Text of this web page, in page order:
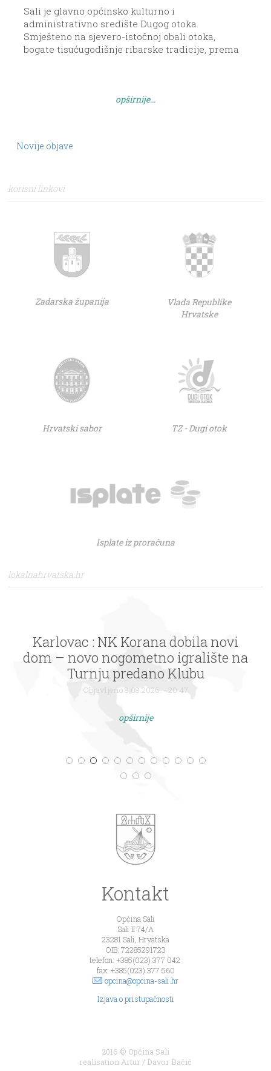
Sali je glavno općinsko kulturno i
administrativno središte Dugog otoka.
Smješteno na sjevero-istočnoj obali otoka,
bogate tisućugodišnje ribarske tradicije, prema
tisućljetnim maslinicima. Obiluje kulturnim i
opširnije...
Novije objave
korisni linkovi
Zadarska županija
Vlada Republike
Hrvatske
Hrvatski sabor TZ - Dugi otok
Isplate iz proračuna
lokalnahrvatska.hr
Karlovac : NK Korana dobila novi
dom – novo nogometno igralište na
Turnju predano Klubu
Objavljeno 8.08.2026. - 20:47
opširnije
Kontakt
Općina Sali
Sali II 74/A
23281 Sali, Hrvatska
OIB: 72285291723
telefon: +385(023) 377 042
fax: +385(023) 377 560
opcina@opcina-sali.hr
Izjava o pristupačnosti
2016 © Općina Sali
realisation Artur / Davor Bačić